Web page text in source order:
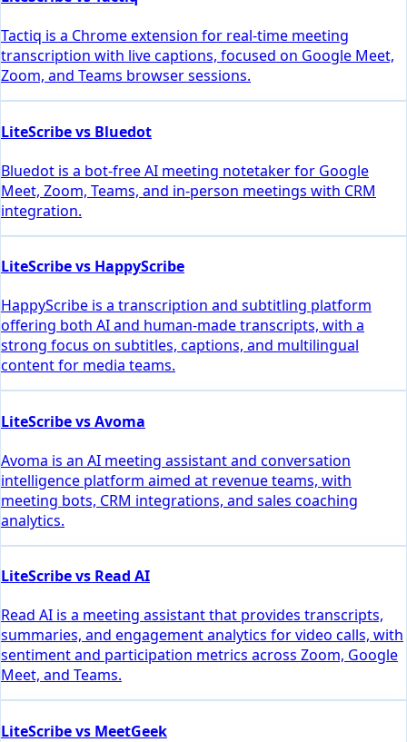
Tactiq is a Chrome extension for real-time meeting
transcription with live captions, focused on Google Meet,
Zoom, and Teams browser sessions.
LiteScribe vs Bluedot
Bluedot is a bot-free AI meeting notetaker for Google
Meet, Zoom, Teams, and in-person meetings with CRM
integration.
LiteScribe vs HappyScribe
HappyScribe is a transcription and subtitling platform
offering both AI and human-made transcripts, with a
strong focus on subtitles, captions, and multilingual
content for media teams.
LiteScribe vs Avoma
Avoma is an AI meeting assistant and conversation
intelligence platform aimed at revenue teams, with
meeting bots, CRM integrations, and sales coaching
analytics.
LiteScribe vs Read AI
Read AI is a meeting assistant that provides transcripts,
summaries, and engagement analytics for video calls, with
sentiment and participation metrics across Zoom, Google
Meet, and Teams.
LiteScribe vs MeetGeek